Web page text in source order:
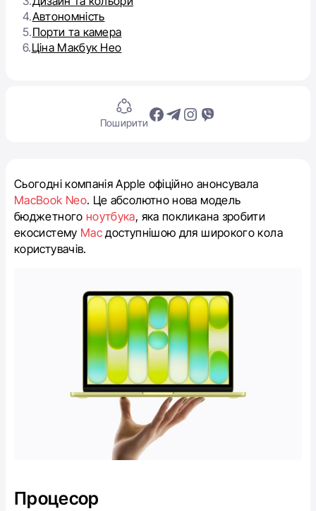
Поширити
Сьогодні компанія Apple офіційно анонсувала
MacBook Neo. Це абсолютно нова модель
бюджетного ноутбука, яка покликана зробити
екосистему Mac доступнішою для широкого кола
користувачів.
Процесор
4.Автономність
5.Порти та камера
6.Ціна Макбук Нео